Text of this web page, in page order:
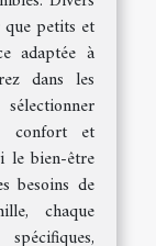
petits et
adaptée à
dans les
confort et
le bien-être
besoins de
chaque